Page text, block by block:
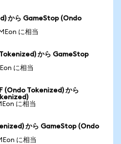
から GameStop (Ondo
に相当
から GameStop
に相当
(Ondo Tokenized) から
に相当
から GameStop (Ondo
に相当